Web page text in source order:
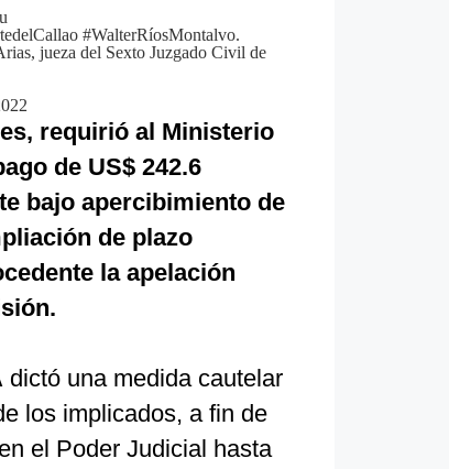
#WalterRíosMontalvo.
jueza del Sexto Juzgado Civil de
requirió al Ministerio
de US$ 242.6
bajo apercibimiento de
de plazo
la apelación
dictó una medida cautelar
los implicados, a fin de
el Poder Judicial hasta